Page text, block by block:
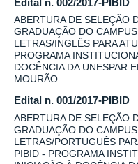
Edital n. 002/2017-PIBID
ABERTURA DE SELEÇÃO
GRADUAÇÃO DO
LETRAS/INGLÊS PARA
PROGRAMA
DOCÊNCIA DA UNESPAR
MOURÃO.
Edital n. 001/2017-PIBID
ABERTURA DE SELEÇÃO
GRADUAÇÃO DO
LETRAS/PORTUGUÊS
PIBID - PROGRAMA